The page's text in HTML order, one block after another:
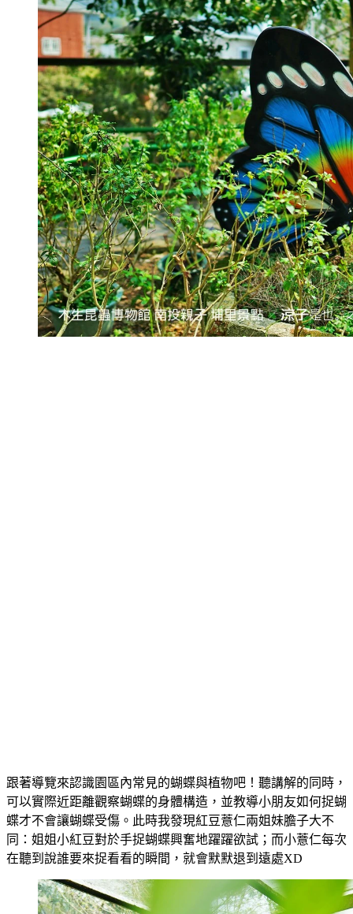
跟著導覽來認識園區內常見的蝴蝶與植物吧！聽講解的同時，
可以實際近距離觀察蝴蝶的身體構造，並教導小朋友如何捉蝴
蝶才不會讓蝴蝶受傷。此時我發現紅豆薏仁兩姐妹膽子大不
同：姐姐小紅豆對於手捉蝴蝶興奮地躍躍欲試；而小薏仁每次
在聽到說誰要來捉看看的瞬間，就會默默退到遠處XD